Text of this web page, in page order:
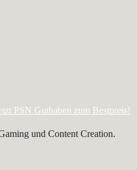
PSN Guthaben zum Bestpreis!
und Content Creation.